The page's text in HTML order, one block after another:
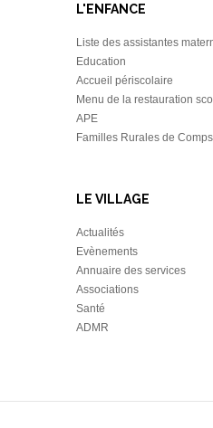
L'ENFANCE
Liste des assistantes
Education
Accueil périscolaire
Menu de la restauration
APE
Familles Rurales de Comps
LE VILLAGE
Actualités
Evènements
Annuaire des services
Associations
Santé
ADMR